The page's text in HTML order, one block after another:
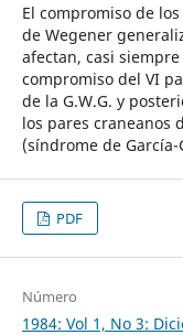
El compromiso de
de Wegener
afectan, casi
compromiso del VI
de la G.W.G. y
los pares craneanos
(síndrome de
PDF
Número
1984: Vol 1, No 3: